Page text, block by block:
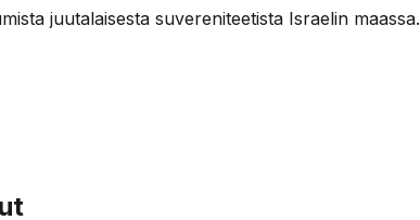
juutalaisesta suvereniteetista Israelin maassa.